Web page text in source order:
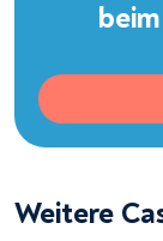
Weitere